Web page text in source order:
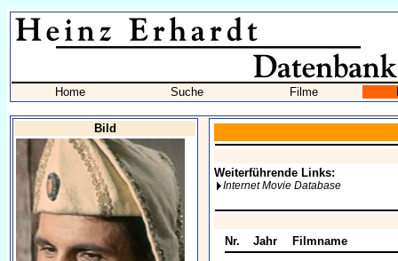
Home Suche Filme
Bild
Weiterführende Links:
Internet Movie Database
Nr. Jahr Filmname